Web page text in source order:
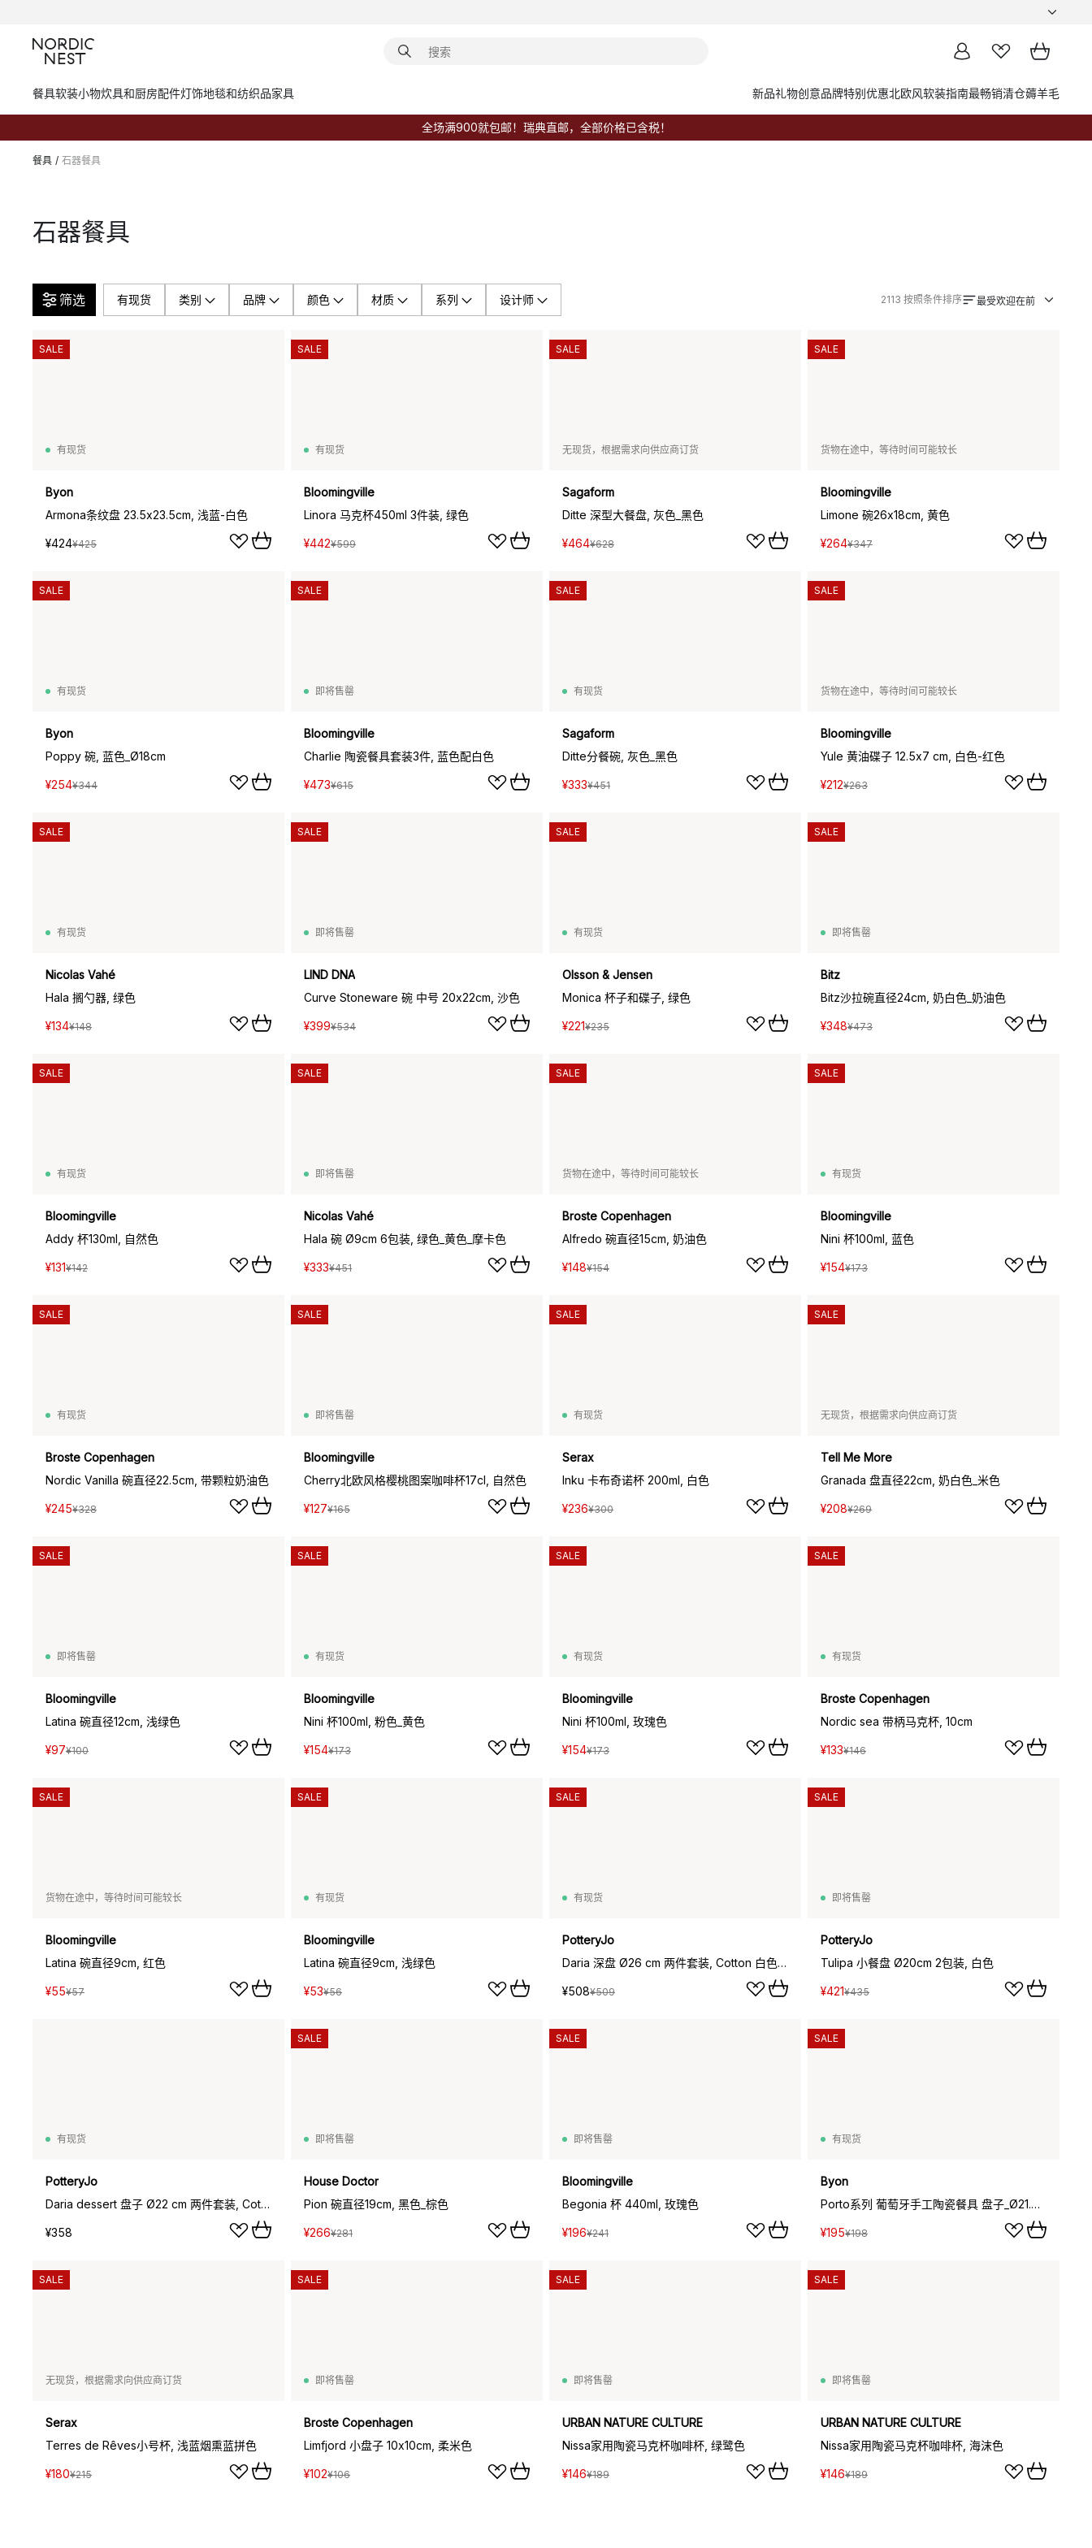
餐具软装小物炊具和厨房配件灯饰地毯和纺织品家具 新品礼物创意品牌特别优惠北欧风软装指南最畅销清仓薅羊毛
全场满900就包邮！瑞典直邮，全部价格已含税！
餐具 / 石器餐具
石器餐具
筛选 有现货 类别 品牌 颜色 材质 系列 设计师 2113 按照条件排序 最受欢迎在前
有现货
Byon
Armona条纹盘 23.5x23.5cm, 浅蓝-白色
¥424¥425
SALE
有现货
Bloomingville
Linora 马克杯450ml 3件装, 绿色
¥442¥599
SALE
无现货，根据需求向供应商订货
Sagaform
Ditte 深型大餐盘, 灰色_黑色
¥464¥628
SALE
货物在途中，等待时间可能较长
Bloomingville
Limone 碗26x18cm, 黄色
¥264¥347
SALE
有现货
Byon
Poppy 碗, 蓝色_Ø18cm
¥254¥344
SALE
即将售罄
Bloomingville
Charlie 陶瓷餐具套装3件, 蓝色配白色
¥473¥615
SALE
有现货
Sagaform
Ditte分餐碗, 灰色_黑色
¥333¥451
SALE
货物在途中，等待时间可能较长
Bloomingville
Yule 黄油碟子 12.5x7 cm, 白色-红色
¥212¥263
SALE
有现货
Nicolas Vahé
Hala 搁勺器, 绿色
¥134¥148
SALE
即将售罄
LIND DNA
Curve Stoneware 碗 中号 20x22cm, 沙色
¥399¥534
SALE
有现货
Olsson & Jensen
Monica 杯子和碟子, 绿色
¥221¥235
SALE
即将售罄
Bitz
Bitz沙拉碗直径24cm, 奶白色_奶油色
¥348¥473
SALE
有现货
Bloomingville
Addy 杯130ml, 自然色
¥131¥142
SALE
即将售罄
Nicolas Vahé
Hala 碗 Ø9cm 6包装, 绿色_黄色_摩卡色
¥333¥451
SALE
货物在途中，等待时间可能较长
Broste Copenhagen
Alfredo 碗直径15cm, 奶油色
¥148¥154
SALE
有现货
Bloomingville
Nini 杯100ml, 蓝色
¥154¥173
SALE
有现货
Broste Copenhagen
Nordic Vanilla 碗直径22.5cm, 带颗粒奶油色
¥245¥328
SALE
即将售罄
Bloomingville
Cherry北欧风格樱桃图案咖啡杯17cl, 自然色
¥127¥165
SALE
有现货
Serax
Inku 卡布奇诺杯 200ml, 白色
¥236¥300
SALE
无现货，根据需求向供应商订货
Tell Me More
Granada 盘直径22cm, 奶白色_米色
¥208¥269
SALE
即将售罄
Bloomingville
Latina 碗直径12cm, 浅绿色
¥97¥100
SALE
有现货
Bloomingville
Nini 杯100ml, 粉色_黄色
¥154¥173
SALE
有现货
Bloomingville
Nini 杯100ml, 玫瑰色
¥154¥173
SALE
有现货
Broste Copenhagen
Nordic sea 带柄马克杯, 10cm
¥133¥146
SALE
货物在途中，等待时间可能较长
Bloomingville
Latina 碗直径9cm, 红色
¥55¥57
SALE
有现货
Bloomingville
Latina 碗直径9cm, 浅绿色
¥53¥56
SALE
有现货
PotteryJo
Daria 深盘 Ø26 cm 两件套装, Cotton 白色 shiny
¥508¥509
SALE
即将售罄
PotteryJo
Tulipa 小餐盘 Ø20cm 2包装, 白色
¥421¥435
SALE
有现货
PotteryJo
Daria dessert 盘子 Ø22 cm 两件套装, Cotton 白色 shiny
¥358
即将售罄
House Doctor
Pion 碗直径19cm, 黑色_棕色
¥266¥281
SALE
即将售罄
Bloomingville
Begonia 杯 440ml, 玫瑰色
¥196¥241
SALE
有现货
Byon
Porto系列 葡萄牙手工陶瓷餐具 盘子_Ø21.5cm, 浅蓝
¥195¥198
SALE
无现货，根据需求向供应商订货
Serax
Terres de Rêves小号杯, 浅蓝烟熏蓝拼色
¥180¥215
SALE
即将售罄
Broste Copenhagen
Limfjord 小盘子 10x10cm, 柔米色
¥102¥106
SALE
即将售罄
URBAN NATURE CULTURE
Nissa家用陶瓷马克杯咖啡杯, 绿鹭色
¥146¥189
SALE
即将售罄
URBAN NATURE CULTURE
Nissa家用陶瓷马克杯咖啡杯, 海沫色
¥146¥189
SALE